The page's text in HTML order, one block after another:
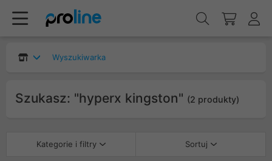
Wyszukiwarka
Szukasz: "hyperx kingston" (2 produkty)
Kategorie i filtry Sortuj